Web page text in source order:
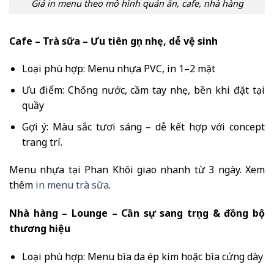
Giá in menu theo mô hình quán ăn, cafe, nhà hàng
Cafe – Trà sữa – Ưu tiên gọn nhẹ, dễ vệ sinh
Loại phù hợp: Menu nhựa PVC, in 1–2 mặt
Ưu điểm: Chống nước, cầm tay nhẹ, bền khi đặt tại
quầy
Gợi ý: Màu sắc tươi sáng – dễ kết hợp với concept
trang trí.
Menu nhựa tại Phan Khôi giao nhanh từ 3 ngày. Xem
thêm in menu trà sữa.
Nhà hàng – Lounge – Cần sự sang trọng & đồng bộ
thương hiệu
Loại phù hợp: Menu bìa da ép kim hoặc bìa cứng dày